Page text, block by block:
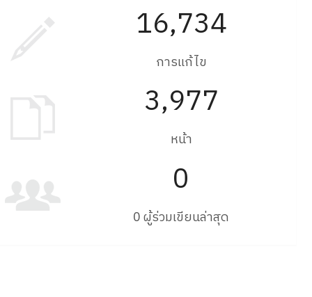
16,734
การแก้ไข
3,977
หน้า
0
0 ผู้ร่วมเขียนล่าสุด